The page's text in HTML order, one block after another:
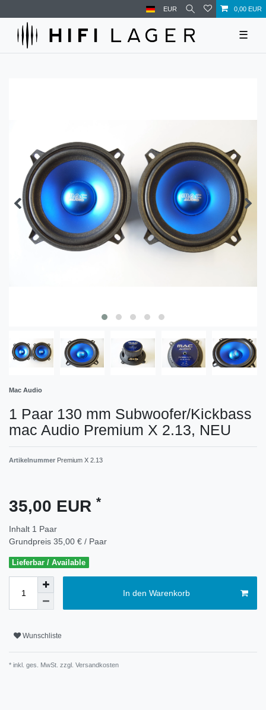
EUR 0,00 EUR
☰
Mac Audio
1 Paar 130 mm Subwoofer/Kickbass
mac Audio Premium X 2.13, NEU
Artikelnummer Premium X 2.13
35,00 EUR *
Inhalt 1 Paar
Grundpreis 35,00 € / Paar
Lieferbar / Available
In den Warenkorb
Wunschliste
* inkl. ges. MwSt. zzgl. Versandkosten